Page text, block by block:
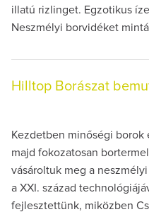
illatú rizlinget. Egzotikus
Neszmélyi borvidéket
Hilltop Borászat
Kezdetben minőségi
majd fokozatosan
vásároltuk meg a
a XXI. század
fejlesztettünk, miközben